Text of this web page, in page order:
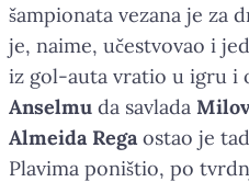
šampionata vezana je za
je, naime, učestvovao i
iz gol-auta vratio u igru i
Anselmu da savlada
Almeida Regaostao je
Plavima poništio, po